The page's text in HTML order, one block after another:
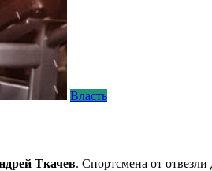
Власть
Ткачев. Спортсмена от